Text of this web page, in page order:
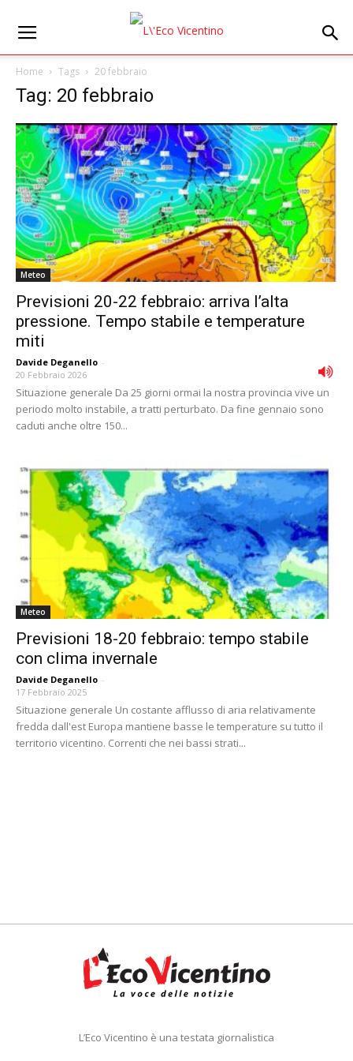
Home Tags 20 febbraio
Tag: 20 febbraio
Meteo
Previsioni 20-22 febbraio: arriva l’alta
pressione. Tempo stabile e temperature
miti
Davide Deganello -
20 Febbraio 2026
Situazione generale Da 25 giorni ormai la nostra provincia vive un
periodo molto instabile, a tratti perturbato. Da fine gennaio sono
caduti anche oltre 150...
Meteo
Previsioni 18-20 febbraio: tempo stabile
con clima invernale
Davide Deganello -
17 Febbraio 2025
Situazione generale Un costante afflusso di aria relativamente
fredda dall'est Europa mantiene basse le temperature su tutto il
territorio vicentino. Correnti che nei bassi strati...
L’Eco Vicentino è una testata giornalistica